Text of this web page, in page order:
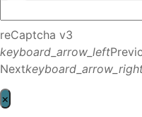
reCaptcha v3
keyboard_arrow_left
Next
×